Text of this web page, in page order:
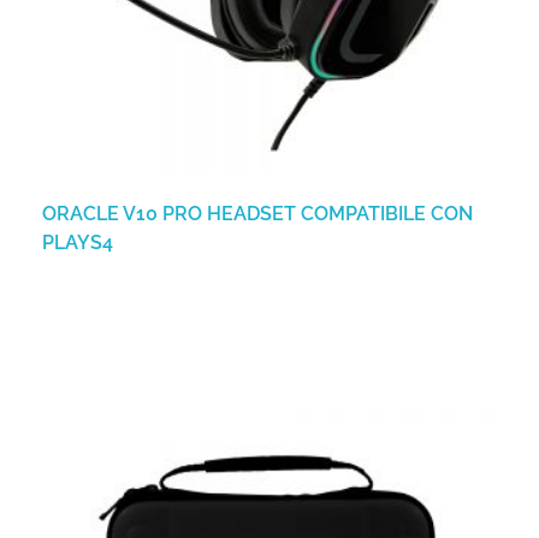
ORACLE V10 PRO HEADSET COMPATIBILE CON
PLAYS4